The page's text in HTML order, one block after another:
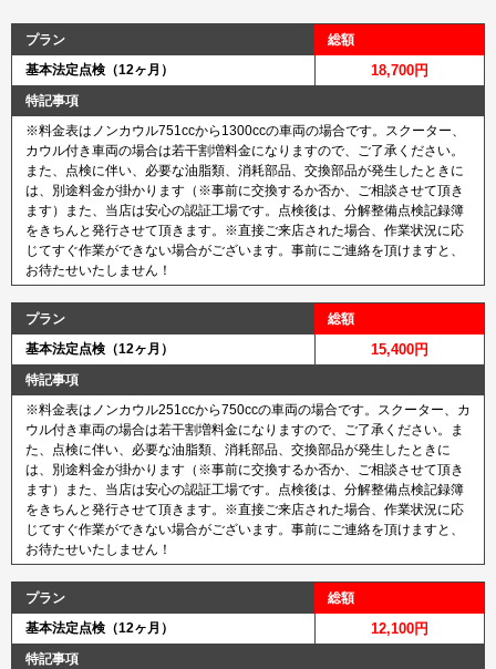
プラン
総額
基本法定点検（12ヶ月）
18,700円
特記事項
※料金表はノンカウル751ccから1300ccの車両の場合です。スクーター、
カウル付き車両の場合は若干割増料金になりますので、ご了承ください。
また、点検に伴い、必要な油脂類、消耗部品、交換部品が発生したときに
は、別途料金が掛かります（※事前に交換するか否か、ご相談させて頂き
ます）また、当店は安心の認証工場です。点検後は、分解整備点検記録簿
をきちんと発行させて頂きます。※直接ご来店された場合、作業状況に応
じてすぐ作業ができない場合がございます。事前にご連絡を頂けますと、
お待たせいたしません！
プラン
総額
基本法定点検（12ヶ月）
15,400円
特記事項
※料金表はノンカウル251ccから750ccの車両の場合です。スクーター、カ
ウル付き車両の場合は若干割増料金になりますので、ご了承ください。ま
た、点検に伴い、必要な油脂類、消耗部品、交換部品が発生したときに
は、別途料金が掛かります（※事前に交換するか否か、ご相談させて頂き
ます）また、当店は安心の認証工場です。点検後は、分解整備点検記録簿
をきちんと発行させて頂きます。※直接ご来店された場合、作業状況に応
じてすぐ作業ができない場合がございます。事前にご連絡を頂けますと、
お待たせいたしません！
プラン
総額
基本法定点検（12ヶ月）
12,100円
特記事項